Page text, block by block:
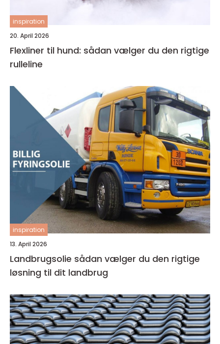
inspiration
20. April 2026
Flexliner til hund: sådan vælger du den rigtige
rulleline
inspiration
13. April 2026
Landbrugsolie sådan vælger du den rigtige
løsning til dit landbrug